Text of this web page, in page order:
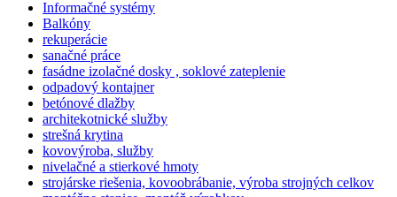
Informačné systémy
Balkóny
rekuperácie
sanačné práce
fasádne izolačné dosky , soklové zateplenie
odpadový kontajner
betónové dlažby
architekotnické služby
strešná krytina
kovovýroba, služby
nivelačné a stierkové hmoty
strojárske riešenia, kovoobrábanie, výroba strojných celkov